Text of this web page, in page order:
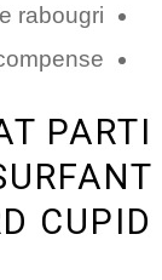
rabougri
PARTI
CUPID